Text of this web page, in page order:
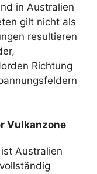
in Australien
gilt nicht als
resultieren
Richtung
Vulkanzone
Australien